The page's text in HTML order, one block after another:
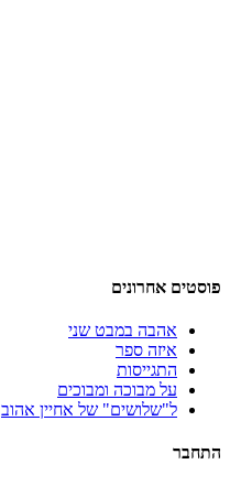
פוסטים אחרונים
אהבה במבט שני
איזה ספר
התגייסות
על מבוכה ומבוכים
ל"שלושים" של אחיין אהוב
התחבר